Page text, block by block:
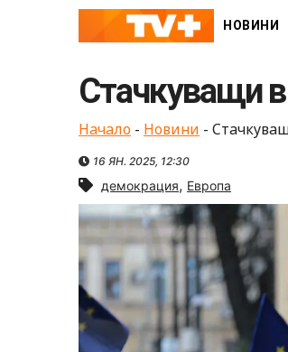
НОВИНИ
Стачкуващи в
Начало - Новини -
16 ЯН. 2025, 12:30
демокрация, Европа